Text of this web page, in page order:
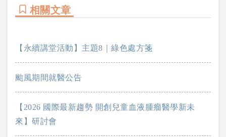
相關文章
【永續講堂活動】主題8｜綠色處方箋
颱風期間就醫公告
【2026 國際最新趨勢 開創兒童血液腫瘤醫學新未
來】研討會